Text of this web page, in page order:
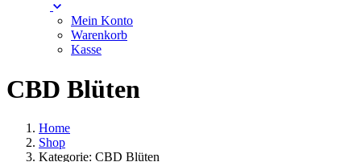
Mein Konto
Warenkorb
Kasse
CBD Blüten
Home
Shop
Kategorie: CBD Blüten